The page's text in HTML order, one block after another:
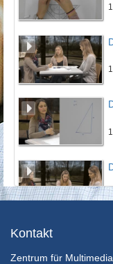
Kontakt
Zentrum für